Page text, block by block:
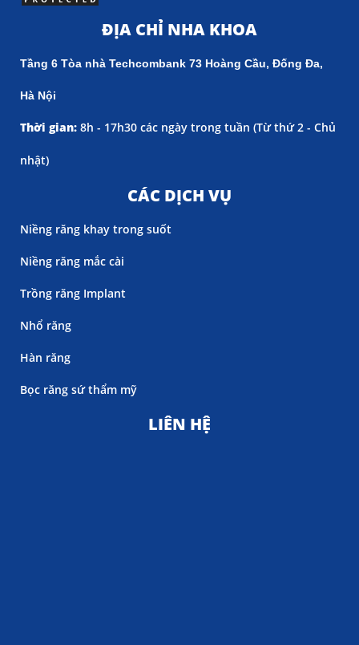
ĐỊA CHỈ NHA KHOA
Tầng 6 Tòa nhà Techcombank 73 Hoàng Cầu, Đống Đa,
Hà Nội
Thời gian: 8h - 17h30 các ngày trong tuần (Từ thứ 2 - Chủ
nhật)
CÁC DỊCH VỤ
Niềng răng khay trong suốt
Niềng răng mắc cài
Trồng răng Implant
Nhổ răng
Hàn răng
Bọc răng sứ thẩm mỹ
LIÊN HỆ